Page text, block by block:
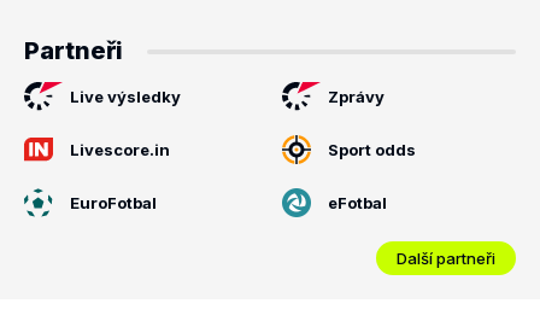
Partneři
Live výsledky Zprávy
Livescore.in Sport odds
EuroFotbal eFotbal
Další partneři